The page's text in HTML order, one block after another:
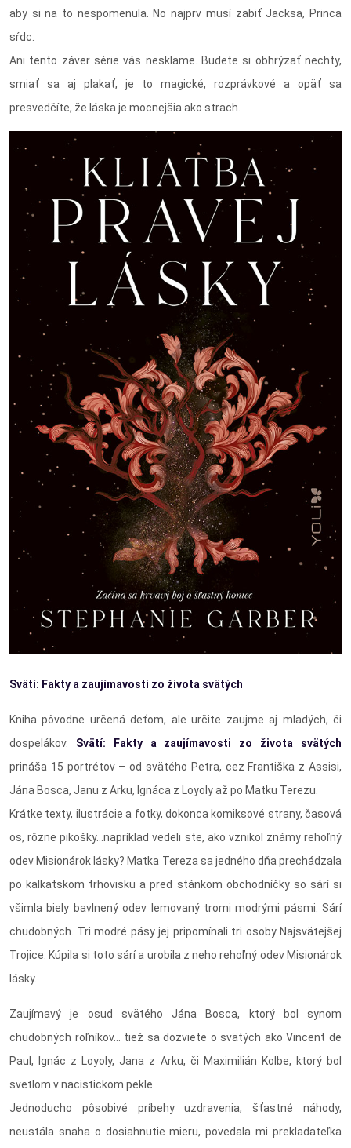
aby si na to nespomenula. No najprv musí zabiť Jacksa, Princa
sŕdc.
Ani tento záver série vás nesklame. Budete si obhrýzať nechty,
smiať sa aj plakať, je to magické, rozprávkové a opäť sa
presvedčíte, že láska je mocnejšia ako strach.
Svätí: Fakty a zaujímavosti zo života svätých
Kniha pôvodne určená deťom, ale určite zaujme aj mladých, či
dospelákov. Svätí: Fakty a zaujímavosti zo života svätých
prináša 15 portrétov – od svätého Petra, cez Františka z Assisi,
Jána Bosca, Janu z Arku, Ignáca z Loyoly až po Matku Terezu.
Krátke texty, ilustrácie a fotky, dokonca komiksové strany, časová
os, rôzne pikošky...napríklad vedeli ste, ako vznikol známy rehoľný
odev Misionárok lásky? Matka Tereza sa jedného dňa prechádzala
po kalkatskom trhovisku a pred stánkom obchodníčky so sárí si
všimla biely bavlnený odev lemovaný tromi modrými pásmi. Sárí
chudobných. Tri modré pásy jej pripomínali tri osoby Najsvätejšej
Trojice. Kúpila si toto sárí a urobila z neho rehoľný odev Misionárok
lásky.
Zaujímavý je osud svätého Jána Bosca, ktorý bol synom
chudobných roľníkov... tiež sa dozviete o svätých ako Vincent de
Paul, Ignác z Loyoly, Jana z Arku, či Maximilián Kolbe, ktorý bol
svetlom v nacistickom pekle.
Jednoducho pôsobivé príbehy uzdravenia, šťastné náhody,
neustála snaha o dosiahnutie mieru, povedala mi prekladateľka